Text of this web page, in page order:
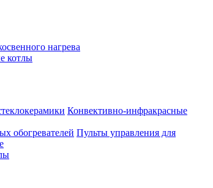
нагрева
котлы
Конвективно-инфракрасные
обогревателей Пульты управления для